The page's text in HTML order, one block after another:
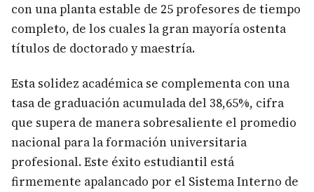
con una planta estable de 25 profesores de tiempo
completo, de los cuales la gran mayoría ostenta
títulos de doctorado y maestría.
Esta solidez académica se complementa con una
tasa de graduación acumulada del 38,65%, cifra
que supera de manera sobresaliente el promedio
nacional para la formación universitaria
profesional. Este éxito estudiantil está
firmemente apalancado por el Sistema Interno de